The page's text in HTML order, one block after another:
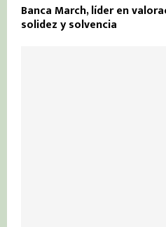
Banca March, líder en
solidez y solvencia